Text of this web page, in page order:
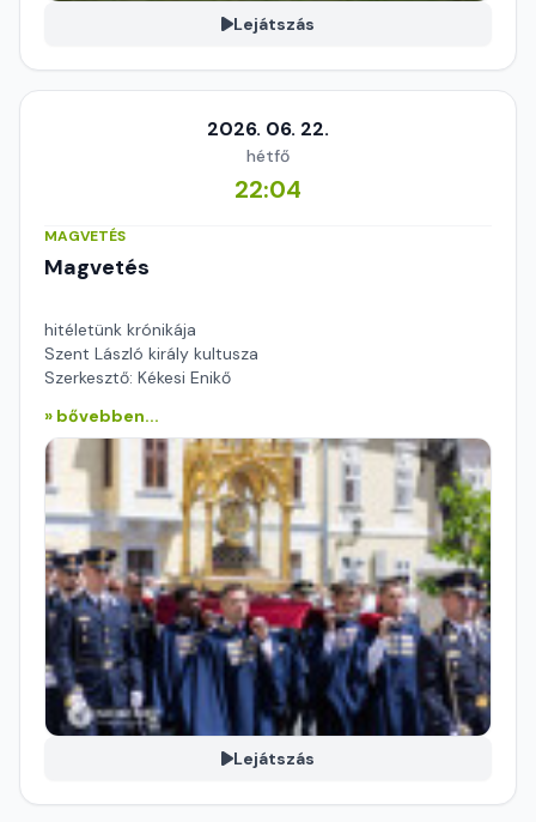
Lejátszás
2026. 06. 22.
hétfő
22:04
MAGVETÉS
Magvetés
hitéletünk krónikája
Szent László király kultusza
Szerkesztő: Kékesi Enikő
» bővebben...
Lejátszás